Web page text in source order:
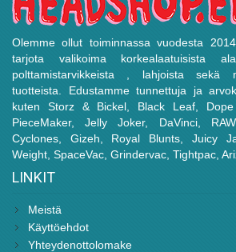
Olemme ollut toiminnassa vuodesta
tarjota valikoima korkealaatuisista
polttamistarvikkeista , lahjoista sekä
tuotteista. Edustamme tunnettuja ja
kuten Storz & Bickel, Black Leaf,
PieceMaker, Jelly Joker, DaVinci,
Cyclones, Gizeh, Royal Blunts, Juicy
Weight, SpaceVac, Grindervac, Tightpac,
LINKIT
Meistä
Käyttöehdot
Yhteydenottolomake